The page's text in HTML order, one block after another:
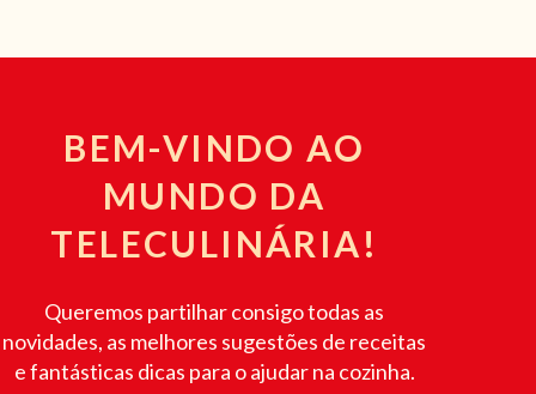
BEM-VINDO AO
MUNDO DA
TELECULINÁRIA!
Queremos partilhar consigo todas as
novidades, as melhores sugestões de receitas
e fantásticas dicas para o ajudar na cozinha.